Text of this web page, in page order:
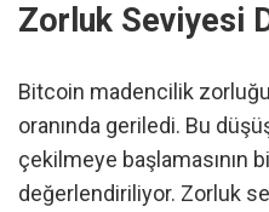
Zorluk Seviyesi
Bitcoin madencilik
oranında geriledi. Bu
çekilmeye başlamasının
değerlendiriliyor. Zorluk